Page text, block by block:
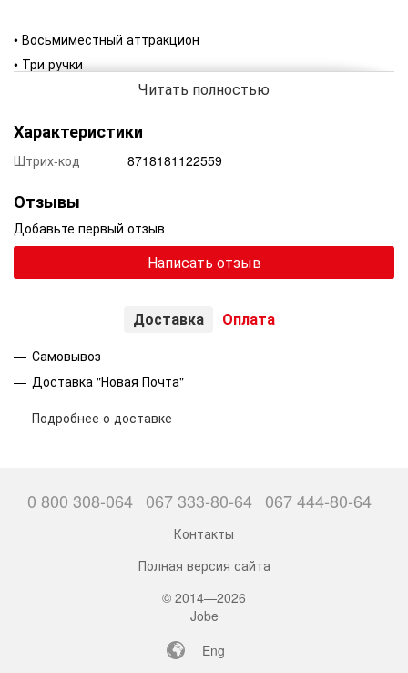
• Восьмиместный аттракцион
• Три ручки
• Комплект для ремонта
Читать полностью
Характеристики
Штрих-код 8718181122559
Отзывы
Добавьте первый отзыв
Написать отзыв
Доставка Оплата
Самовывоз
Доставка "Новая Почта"
Подробнее о доставке
0 800 308-064 067 333-80-64 067 444-80-64
Контакты
Полная версия сайта
© 2014—2026
Jobe
Eng